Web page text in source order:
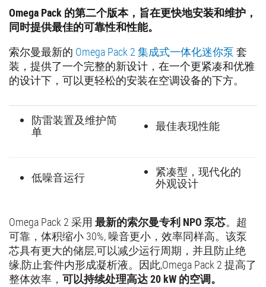
Omega Pack 的第二个版本，旨在更快地安装和维护，
同时提供最佳的可靠性和性能。
索尔曼最新的 Omega Pack 2 集成式一体化迷你泵 套
装，提供了一个完整的新设计，在一个更紧凑和优雅
的设计下，可以更轻松的安装在空调设备的下方。
防雷装置及维护简
单
最佳表现性能
低噪音运行
紧凑型，现代化的
外观设计
Omega Pack 2 采用 最新的索尔曼专利 NPO 泵芯。超
可靠，体积缩小 30%, 噪音更小，效率同样高。该泵
芯具有更大的储层,可以减少运行周期，并且防止绝
缘,防止套件内形成凝析液。因此,Omega Pack 2 提高了
整体效率， 可以持续处理高达 20 kW 的空调。